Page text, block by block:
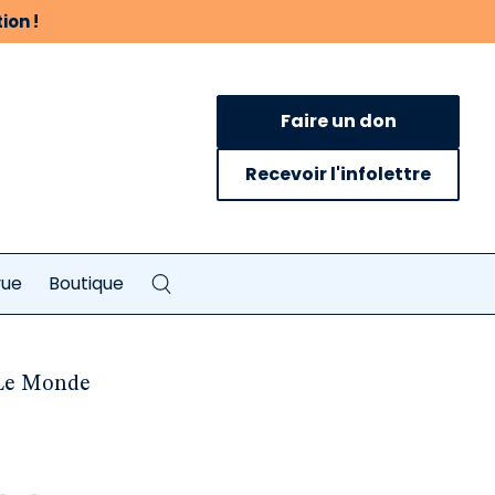
!
Faire un don
Recevoir l'infolettre
Boutique
Monde